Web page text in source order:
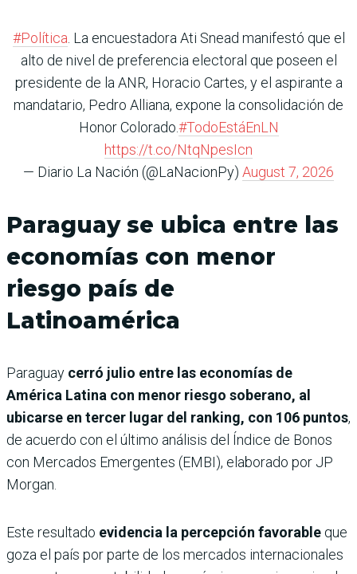
#Política . La encuestadora Ati Snead manifestó que el
alto de nivel de preferencia electoral que poseen el
presidente de la ANR, Horacio Cartes, y el aspirante a
mandatario, Pedro Alliana, expone la consolidación de
Honor Colorado.#TodoEstáEnLN
https://t.co/NtqNpesIcn
— Diario La Nación (@LaNacionPy) August 7, 2026
Paraguay se ubica entre las
economías con menor
riesgo país de
Latinoamérica
Paraguay cerró julio entre las economías de
América Latina con menor riesgo soberano, al
ubicarse en tercer lugar del ranking, con 106 puntos,
de acuerdo con el último análisis del Índice de Bonos
con Mercados Emergentes (EMBI), elaborado por JP
Morgan.
Este resultado evidencia la percepción favorable que
goza el país por parte de los mercados internacionales